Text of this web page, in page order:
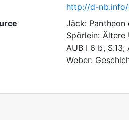
http://d-
Jäck: Pantheon
Spörlein: Ältere
AUB I 6 b, S.13;
Weber: